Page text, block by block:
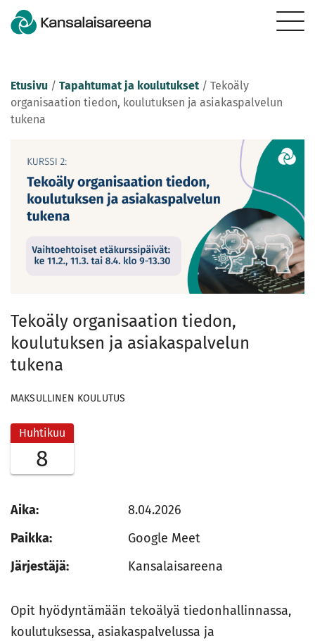
Etusivu / Tapahtumat ja koulutukset / Tekoäly
organisaation tiedon, koulutuksen ja asiakaspalvelun
tukena
Tekoäly organisaation tiedon,
koulutuksen ja asiakaspalvelun
tukena
MAKSULLINEN KOULUTUS
Huhtikuu
8
Aika:
8.04.2026
Paikka:
Google Meet
Järjestäjä:
Kansalaisareena
Opit hyödyntämään tekoälyä tiedonhallinnassa,
koulutuksessa, asiakaspalvelussa ja